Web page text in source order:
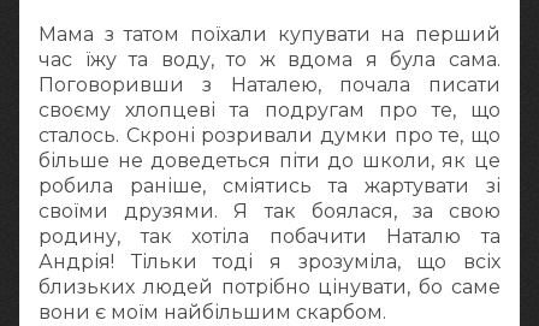
Мама з татом поїхали купувати на перший
час їжу та воду, то ж вдома я була сама.
Поговоривши з Наталею, почала писати
своєму хлопцеві та подругам про те, що
сталось. Скроні розривали думки про те, що
більше не доведеться піти до школи, як це
робила раніше, сміятись та жартувати зі
своїми друзями. Я так боялася, за свою
родину, так хотіла побачити Наталю та
Андрія! Тільки тоді я зрозуміла, що всіх
близьких людей потрібно цінувати, бо саме
вони є моїм найбільшим скарбом.